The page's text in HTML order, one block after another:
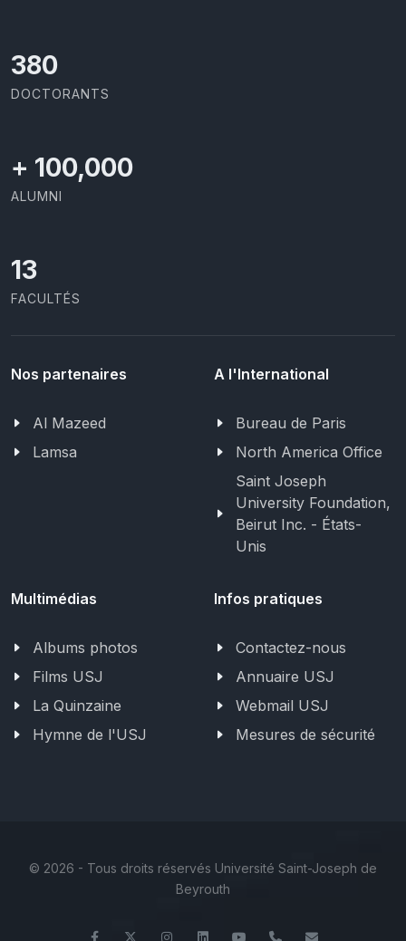
414
DOCTORANTS
+ 100,000
ALUMNI
13
FACULTÉS
Nos partenaires
Al Mazeed
Lamsa
A l'International
Bureau de Paris
North America Office
Saint Joseph
University Foundation,
Beirut Inc. - États-
Unis
Multimédias
Albums photos
Films USJ
La Quinzaine
Hymne de l'USJ
Infos pratiques
Contactez-nous
Annuaire USJ
Webmail USJ
Mesures de sécurité
© 2026 - Tous droits réservés Université Saint-Joseph de
Beyrouth
FacebookTwitter InstagramLinkedInYouTube+961 (1) 421 617